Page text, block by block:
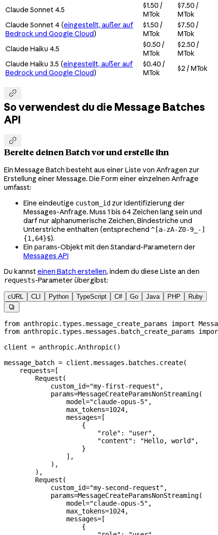
Claude Sonnet 4.5
$1.50 /
MTok
$7.50 /
MTok
Claude Sonnet 4 (eingestellt, außer auf
Bedrock und Google Cloud)
$1.50 /
MTok
$7.50 /
MTok
Claude Haiku 4.5
$0.50 /
MTok
$2.50 /
MTok
Claude Haiku 3.5 (eingestellt, außer auf
Bedrock und Google Cloud)
$0.40 /
MTok
$2 / MTok

So verwendest du die Message Batches
API

Bereite deinen Batch vor und erstelle ihn
Ein Message Batch besteht aus einer Liste von Anfragen zur
Erstellung einer Message. Die Form einer einzelnen Anfrage
umfasst:
Eine eindeutige custom_id zur Identifizierung der
Messages-Anfrage. Muss 1 bis 64 Zeichen lang sein und
darf nur alphanumerische Zeichen, Bindestriche und
Unterstriche enthalten (entsprechend ^[a-zA-Z0-9_-]
{1,64}$).
Ein params-Objekt mit den Standard-Parametern der
Messages API
Du kannsteinen Batch erstellen, indem du diese Liste an den
requests-Parameter übergibst:
cURL CLI Python TypeScript C# Go Java PHP Ruby

from anthropic.types.message_create_params import
from anthropic.types.messages.batch_create_params
client = anthropic.Anthropic()
message_batch = client.messages.batches.create(
    requests
= [
        Request(
            custom_id
="my-first-request" ,
            params
=MessageCreateParamsNonStreaming(
                model
="claude-opus-5" ,
                max_tokens
=1024,
                messages
= [
                    {
                        "role"
: "user" ,
                        "content"
: "Hello, world" ,
                    }
                ],
            ),
        ),
        Request(
            custom_id
="my-second-request" ,
            params
=MessageCreateParamsNonStreaming(
                model
="claude-opus-5" ,
                max_tokens
=1024,
                messages
= [
                    {